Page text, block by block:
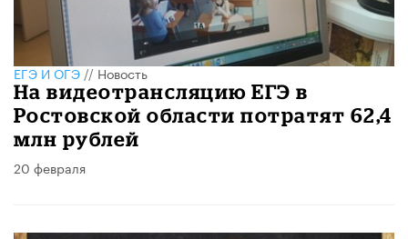
ЕГЭ И ОГЭ//Новость
На видеотрансляцию ЕГЭ в
Ростовской области потратят 62,4
млн рублей
20 февраля